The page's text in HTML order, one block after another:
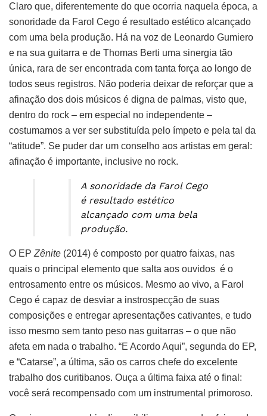
Claro que, diferentemente do que ocorria naquela época, a
sonoridade da Farol Cego é resultado estético alcançado
com uma bela produção. Há na voz de Leonardo Gumiero
e na sua guitarra e de Thomas Berti uma sinergia tão
única, rara de ser encontrada com tanta força ao longo de
todos seus registros. Não poderia deixar de reforçar que a
afinação dos dois músicos é digna de palmas, visto que,
dentro do rock – em especial no independente –
costumamos a ver ser substituída pelo ímpeto e pela tal da
“atitude”. Se puder dar um conselho aos artistas em geral:
afinação é importante, inclusive no rock.
A sonoridade da Farol Cego
é resultado estético
alcançado com uma bela
produção.
O EP Zênite (2014) é composto por quatro faixas, nas
quais o principal elemento que salta aos ouvidos é o
entrosamento entre os músicos. Mesmo ao vivo, a Farol
Cego é capaz de desviar a instrospecção de suas
composições e entregar apresentações cativantes, e tudo
isso mesmo sem tanto peso nas guitarras – o que não
afeta em nada o trabalho. “E Acordo Aqui”, segunda do EP,
e “Catarse”, a última, são os carros chefe do excelente
trabalho dos curitibanos. Ouça a última faixa até o final:
você será recompensado com um instrumental primoroso.